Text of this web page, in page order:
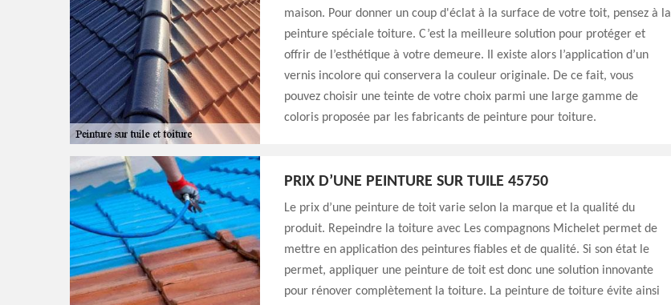
maison. Pour donner un coup d'éclat à la surface de votre toit, pensez à la
peinture spéciale toiture. C’est la meilleure solution pour protéger et
offrir de l’esthétique à votre demeure. Il existe alors l’application d’un
vernis incolore qui conservera la couleur originale. De ce fait, vous
pouvez choisir une teinte de votre choix parmi une large gamme de
coloris proposée par les fabricants de peinture pour toiture.
PRIX D’UNE PEINTURE SUR TUILE 45750
Le prix d’une peinture de toit varie selon la marque et la qualité du
produit. Repeindre la toiture avec Les compagnons Michelet permet de
mettre en application des peintures fiables et de qualité. Si son état le
permet, appliquer une peinture de toit est donc une solution innovante
pour rénover complètement la toiture. La peinture de toiture évite ainsi